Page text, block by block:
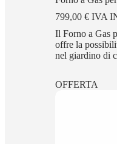
799,00 € IVA
Il Forno a Gas
offre la
nel giardino di
OFFERTA